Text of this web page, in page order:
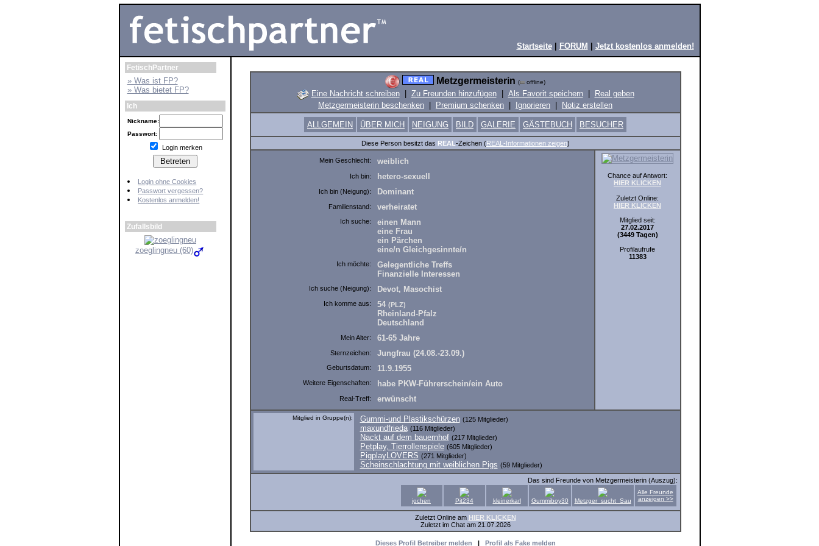
Startseite| FORUM Jetzt kostenlos anmelden!
FetischPartner
» Was ist FP?
» Was bietet FP?
Ich
Nickname:
Passwort:
Login merken
Login ohne Cookies
Passwort vergessen?
Kostenlos anmelden!
Zufallsbild
zoeglingneu (60)
Metzgermeisterin ( offline)
Eine Nachricht schreiben| Zu Freunden hinzufügen| Als Favorit speichern|
Real geben
Metzgermeisterin beschenken
Premium schenken Ignorieren Notiz erstellen
ALLGEMEIN ÜBER MICH NEIGUNG BILD GALERIE GÄSTEBUCH BESUCHER
Diese Person besitzt das REAL -Zeichen (REAL-Informationen zeigen)
Mein Geschlecht: weiblich
Ich bin: hetero-sexuell
Ich bin (Neigung): Dominant
Familienstand: verheiratet
Ich suche:
einen Mann
eine Frau
ein Pärchen
eine/n Gleichgesinnte/n
Ich möchte:
Gelegentliche Treffs
Finanzielle Interessen
Ich suche (Neigung): Devot, Masochist
Ich komme aus: 54 (PLZ)
Rheinland-Pfalz
Deutschland
Mein Alter: 61-65 Jahre
Sternzeichen: Jungfrau (24.08.-23.09.)
Geburtsdatum: 11.9.1955
Weitere Eigenschaften: habe PKW-Führerschein/ein Auto
Real-Treff: erwünscht
Chance auf Antwort:
HIER KLICKEN
Zuletzt Online:
HIER KLICKEN
Mitglied seit:
27.02.2017
(3449 Tagen)
Profilaufrufe
11383
Mitglied in Gruppe(n): Gummi-und Plastikschürzen (125 Mitglieder)
maxundfrieda (116 Mitglieder)
Nackt auf dem bauernhof (217 Mitglieder)
Petplay, Tierrollenspiele (605 Mitglieder)
PigplayLOVERS (271 Mitglieder)
Scheinschlachtung mit weiblichen Pigs (59 Mitglieder)
Das sind Freunde von Metzgermeisterin (Auszug):
jochen Pit234 kleinerkarl Gummiboy30 Metzger_sucht_Sau
Alle Freunde
anzeigen >>
Zuletzt Online am HIER KLICKEN
Zuletzt im Chat am 21.07.2026
Dieses Profil Betreiber melden | Profil als Fake melden